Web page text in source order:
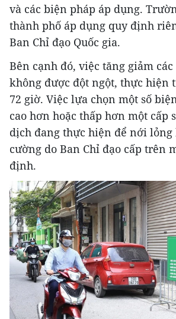
và các biện pháp áp dụng.
thành phố áp dụng quy định
Ban Chỉ đạo Quốc gia.
Bên cạnh đó, việc tăng giảm
không được đột ngột, thực hiện
72 giờ. Việc lựa chọn một số
cao hơn hoặc thấp hơn một cấp
dịch đang thực hiện để nới lỏng
cường do Ban Chỉ đạo cấp trên
định.